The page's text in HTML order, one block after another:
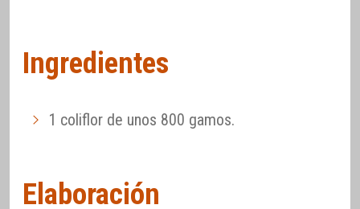
Ingredientes
1 coliflor de unos 800 gamos.
Elaboración